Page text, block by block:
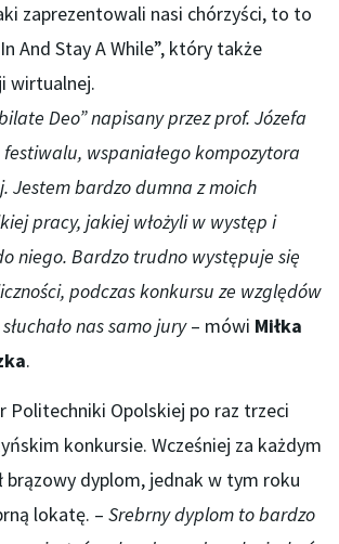
zaprezentowali nasi chórzyści, to to
And Stay A While”, który także
wirtualnej.
Deo” napisany przez prof. Józefa
wspaniałego kompozytora
Jestem bardzo dumna z moich
pracy, jakiej włożyli w występ i
niego. Bardzo trudno występuje się
podczas konkursu ze względów
nas samo jury– mówi Miłka
.
Politechniki Opolskiej po raz trzeci
konkursie. Wcześniej za każdym
brązowy dyplom, jednak w tym roku
lokatę. – Srebrny dyplom to bardzo